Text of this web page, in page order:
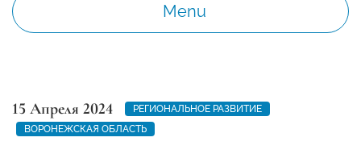
Menu
15 Апреля 2024
РЕГИОНАЛЬНОЕ РАЗВИТИЕ
ВОРОНЕЖСКАЯ ОБЛАСТЬ